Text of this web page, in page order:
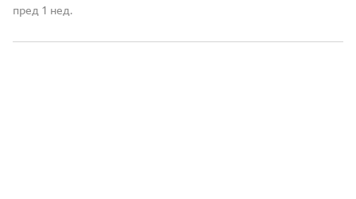
од Македонија, имаме сопствена држава, свој
македонското име. Нивниот аманет не е само да се
пред 1 нед.